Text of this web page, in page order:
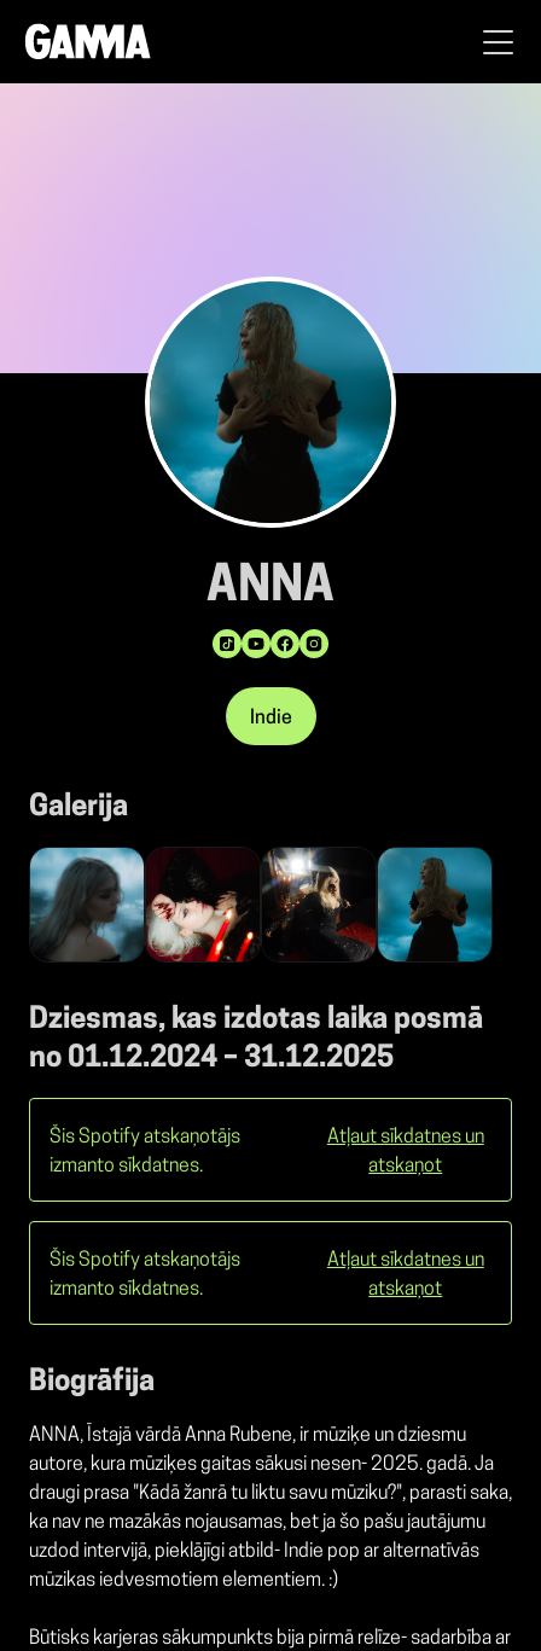
ANNA
Indie
Galerija
Dziesmas, kas izdotas laika posmā
no 01.12.2024 – 31.12.2025
Šis Spotify atskaņotājs
izmanto sīkdatnes.
Atļaut sīkdatnes un
atskaņot
Šis Spotify atskaņotājs
izmanto sīkdatnes.
Atļaut sīkdatnes un
atskaņot
Biogrāfija
ANNA, Īstajā vārdā Anna Rubene, ir mūziķe un dziesmu
autore, kura mūziķes gaitas sākusi nesen- 2025. gadā. Ja
draugi prasa "Kādā žanrā tu liktu savu mūziku?", parasti saka,
ka nav ne mazākās nojausamas, bet ja šo pašu jautājumu
uzdod intervijā, pieklājīgi atbild- Indie pop ar alternatīvās
mūzikas iedvesmotiem elementiem. :)
Būtisks karjeras sākumpunkts bija pirmā relīze- sadarbība ar